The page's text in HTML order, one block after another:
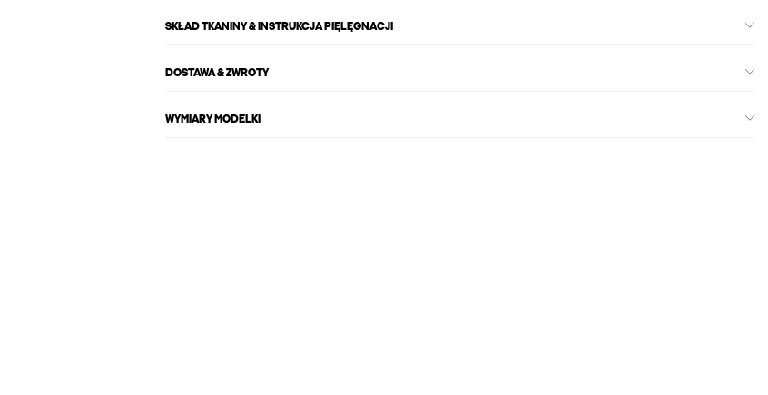
SKŁAD TKANINY & INSTRUKCJA PIĘLĘGNACJI
DOSTAWA & ZWROTY
WYMIARY MODELKI